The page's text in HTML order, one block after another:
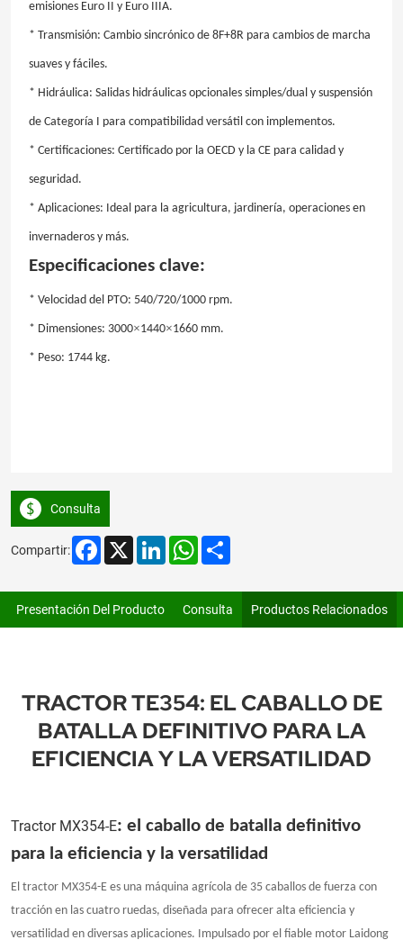
emisiones Euro II y Euro IIIA.
* Transmisión: Cambio sincrónico de 8F+8R para cambios de marcha
suaves y fáciles.
* Hidráulica: Salidas hidráulicas opcionales simples/dual y suspensión
de Categoría I para compatibilidad versátil con implementos.
* Certificaciones: Certificado por la OECD y la CE para calidad y
seguridad.
* Aplicaciones: Ideal para la agricultura, jardinería, operaciones en
invernaderos y más.
Especificaciones clave:
* Velocidad del PTO: 540/720/1000 rpm.
* Dimensiones: 3000×1440×1660 mm.
* Peso: 1744 kg.
Consulta
Compartir: Facebook
X LinkedInWhatsApp
Presentación Del Producto Consulta Productos Relacionados
TRACTOR TE354: EL CABALLO DE
BATALLA DEFINITIVO PARA LA
EFICIENCIA Y LA VERSATILIDAD
Tractor MX354-E: el caballo de batalla definitivo
para la eficiencia y la versatilidad
El tractor MX354-E es una máquina agrícola de 35 caballos de fuerza con
tracción en las cuatro ruedas, diseñada para ofrecer alta eficiencia y
versatilidad en diversas aplicaciones. Impulsado por el fiable motor Laidong